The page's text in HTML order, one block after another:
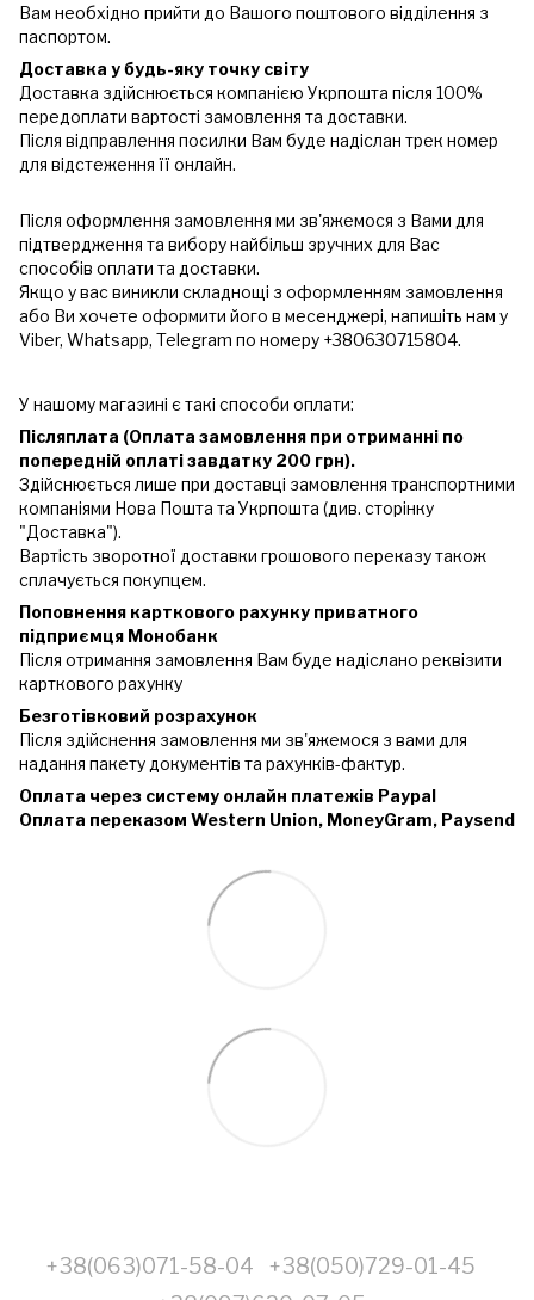
Вам необхідно прийти до Вашого поштового відділення з
паспортом.
Доставка у будь-яку точку світу
Доставка здійснюється компанією Укрпошта після 100%
передоплати вартості замовлення та доставки.
Після відправлення посилки Вам буде надіслан трек номер
для відстеження її онлайн.
Після оформлення замовлення ми зв'яжемося з Вами для
підтвердження та вибору найбільш зручних для Вас
способів оплати та доставки.
Якщо у вас виникли складнощі з оформленням замовлення
або Ви хочете оформити його в месенджері, напишіть нам у
Viber, Whatsapp, Telegram по номеру +380630715804.
У нашому магазині є такі способи оплати:
Післяплата (Оплата замовлення при отриманні по
попередній оплаті завдатку 200 грн).
Здійснюється лише при доставці замовлення транспортними
компаніями Нова Пошта та Укрпошта (див. сторінку
"Доставка").
Вартість зворотної доставки грошового переказу також
сплачується покупцем.
Поповнення карткового рахунку приватного
підприємця Монобанк
Після отримання замовлення Вам буде надіслано реквізити
карткового рахунку
Безготівковий розрахунок
Після здійснення замовлення ми зв'яжемося з вами для
надання пакету документів та рахунків-фактур.
Оплата через систему онлайн платежів Paypal
Оплата переказом Western Union, MoneyGram, Paysend
+38(063)071-58-04
+38(050)729-01-45